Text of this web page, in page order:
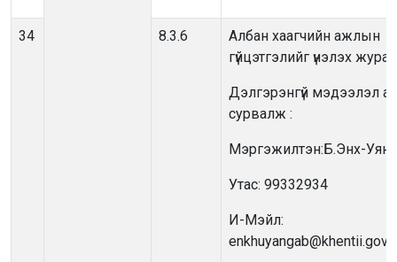
34 8.3.6
Албан хаагчийн ажлын
гүйцэтгэлийг үнэлэх
Дэлгэрэнгүй мэдээлэл
сурвалж :
Мэргэжилтэн:Б.Энх-
Утас: 99332934
И-Мэйл: